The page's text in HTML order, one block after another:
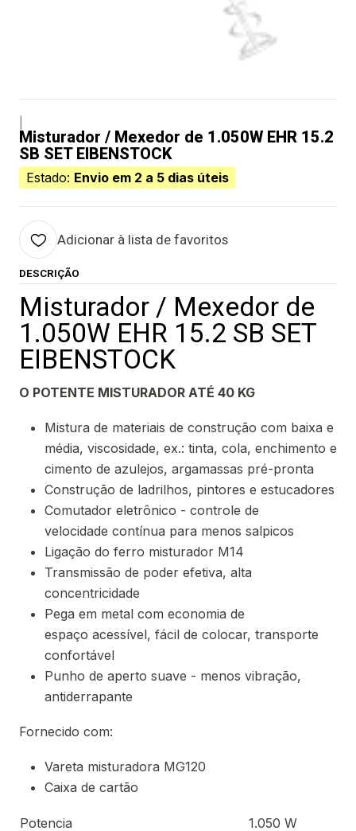
Misturador / Mexedor de 1.050W EHR 15.2
SB SET EIBENSTOCK
Estado: Envio em 2 a 5 dias úteis
Adicionar à lista de favoritos
DESCRIÇÃO
Misturador / Mexedor de
1.050W EHR 15.2 SB SET
EIBENSTOCK
O POTENTE MISTURADOR ATÉ 40 KG
Mistura de materiais de construção com baixa e
média, viscosidade, ex.: tinta, cola, enchimento e
cimento de azulejos, argamassas pré-pronta
Construção de ladrilhos, pintores e estucadores
Comutador eletrônico - controle de
velocidade contínua para menos salpicos
Ligação do ferro misturador M14
Transmissão de poder efetiva, alta
concentricidade
Pega em metal com economia de
espaço acessível, fácil de colocar, transporte
confortável
Punho de aperto suave - menos vibração,
antiderrapante
Fornecido com:
Vareta misturadora MG120
Caixa de cartão
Potencia 1.050 W